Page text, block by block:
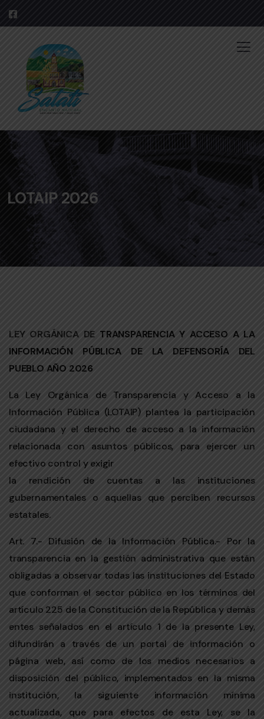
LOTAIP 2026
LEY ORGÁNICA DE TRANSPARENCIA Y ACCESO A LA
INFORMACIÓN PÚBLICA DE LA DEFENSORÍA DEL
PUEBLO AÑO 2026
La Ley Orgánica de Transparencia y Acceso a la
Información Pública (LOTAIP) plantea la participación
ciudadana y el derecho de acceso a la información
relacionada con asuntos públicos, para ejercer un
efectivo control y exigir
la rendición de cuentas a las instituciones
gubernamentales o aquellas que perciben recursos
estatales.
Art. 7.- Difusión de la Información Pública.- Por la
transparencia en la gestión administrativa que están
obligadas a observar todas las instituciones del Estado
que conforman el sector público en los términos del
artículo 225 de la Constitución de la República y demás
entes señalados en el artículo 1 de la presente Ley,
difundirán a través de un portal de información o
página web, así como de los medios necesarios a
disposición del público, implementados en la misma
institución, la siguiente información mínima
actualizada, que para efectos de esta Ley, se la